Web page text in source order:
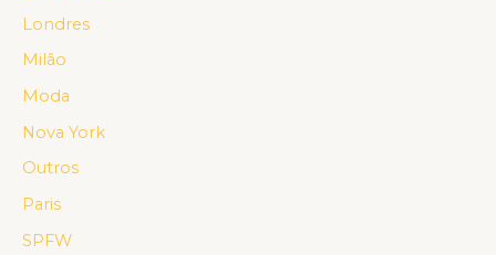
Londres
Milão
Moda
Nova York
Outros
Paris
SPFW